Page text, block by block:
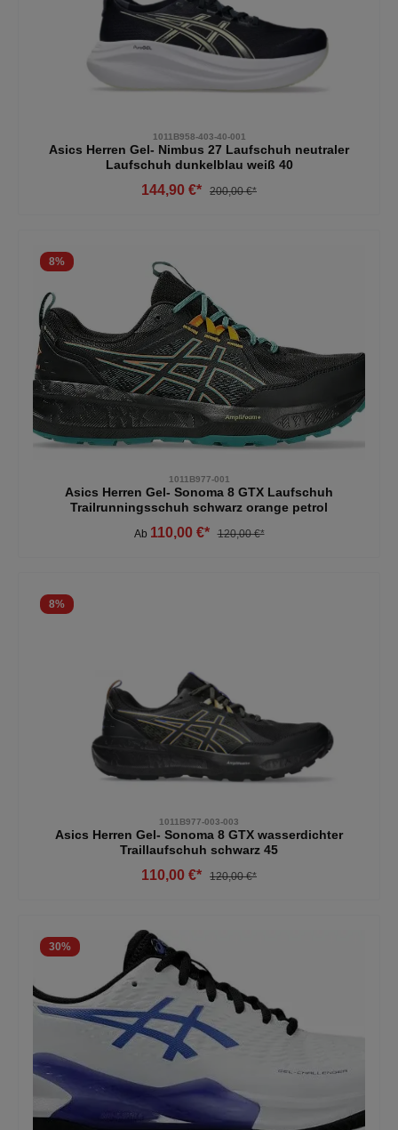
1011B958-403-40-001
Asics Herren Gel- Nimbus 27 Laufschuh neutraler
Laufschuh dunkelblau weiß 40
144,90 €* 200,00 €*
8%
1011B977-001
Asics Herren Gel- Sonoma 8 GTX Laufschuh
Trailrunningsschuh schwarz orange petrol
Ab 110,00 €* 120,00 €*
8%
1011B977-003-003
Asics Herren Gel- Sonoma 8 GTX wasserdichter
Traillaufschuh schwarz 45
110,00 €* 120,00 €*
30%